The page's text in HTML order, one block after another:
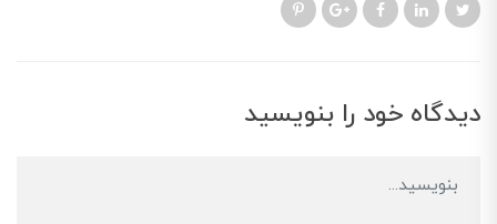
دیدگاه خود را بنویسید